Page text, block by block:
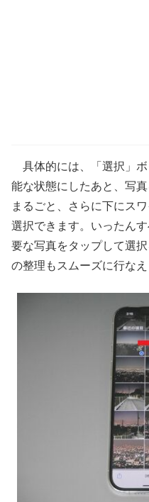
具体的には、「選択」
能な状態にしたあと、写
まるごと、さらに下にス
選択できます。いったん
要な写真をタップして選
の整理もスムーズに行なえ